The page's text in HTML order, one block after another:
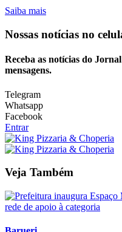
Saiba mais
Nossas notícias no
Receba as notícias do
mensagens.
Telegram
Whatsapp
Facebook
Entrar
Veja Também